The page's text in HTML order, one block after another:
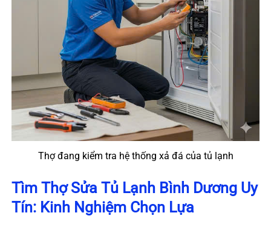
Thợ đang kiểm tra hệ thống xả đá của tủ lạnh
Tìm Thợ Sửa Tủ Lạnh Bình Dương Uy
Tín: Kinh Nghiệm Chọn Lựa